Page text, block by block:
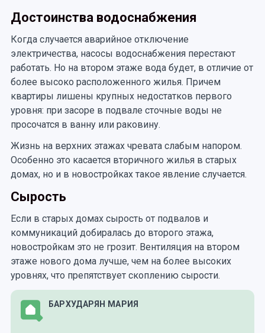
Достоинства водоснабжения
Когда случается аварийное отключение
электричества, насосы водоснабжения перестают
работать. Но на втором этаже вода будет, в отличие от
более высоко расположенного жилья. Причем
квартиры лишены крупных недостатков первого
уровня: при засоре в подвале сточные воды не
просочатся в ванну или раковину.
Жизнь на верхних этажах чревата слабым напором.
Особенно это касается вторичного жилья в старых
домах, но и в новостройках такое явление случается.
Сырость
Если в старых домах сырость от подвалов и
коммуникаций добиралась до второго этажа,
новостройкам это не грозит. Вентиляция на втором
этаже нового дома лучше, чем на более высоких
уровнях, что препятствует скоплению сырости.
БАРХУДАРЯН МАРИЯ